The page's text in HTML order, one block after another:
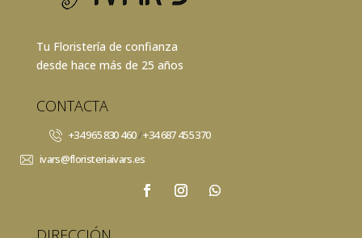
Tu Floristería de confianza
desde hace más de 25 años
CONTACTA
+34 965 830 460/+34 687 455 370
ivars@floristeriaivars.es